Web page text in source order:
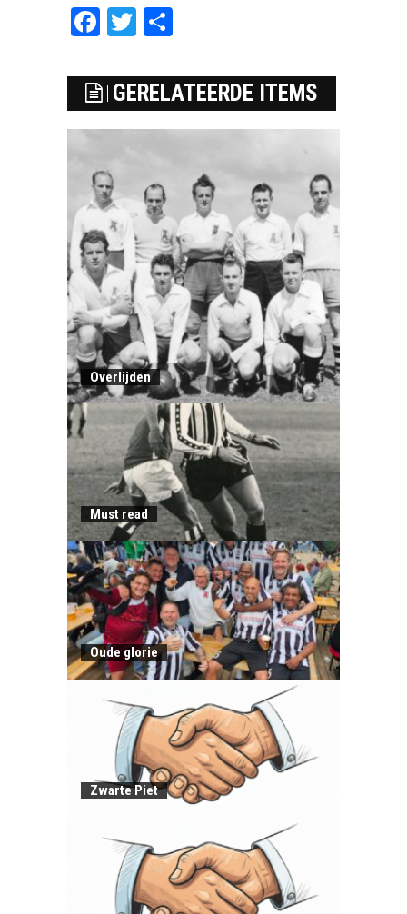
Facebook
Twitter
GERELATEERDE ITEMS
Overlijden
Must read
Oude glorie
Zwarte Piet